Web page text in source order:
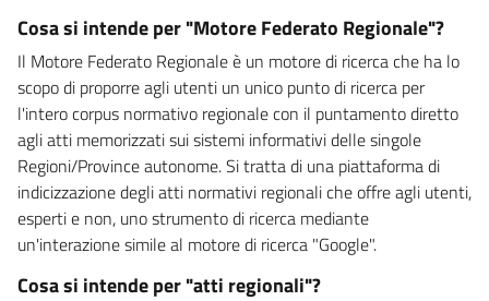
Cosa si intende per "Motore Federato Regionale"?
Il Motore Federato Regionale è un motore di ricerca che ha lo
scopo di proporre agli utenti un unico punto di ricerca per
l'intero corpus normativo regionale con il puntamento diretto
agli atti memorizzati sui sistemi informativi delle singole
Regioni/Province autonome. Si tratta di una piattaforma di
indicizzazione degli atti normativi regionali che offre agli utenti,
esperti e non, uno strumento di ricerca mediante
un'interazione simile al motore di ricerca "Google".
Cosa si intende per "atti regionali"?